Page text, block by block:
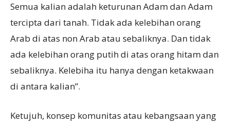
Semua kalian adalah keturunan Adam dan Adam
tercipta dari tanah. Tidak ada kelebihan orang
Arab di atas non Arab atau sebaliknya. Dan tidak
ada kelebihan orang putih di atas orang hitam dan
sebaliknya. Kelebiha itu hanya dengan ketakwaan
di antara kalian”.
Ketujuh, konsep komunitas atau kebangsaan yang